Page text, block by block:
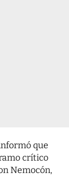
que
crítico
Nemocón,